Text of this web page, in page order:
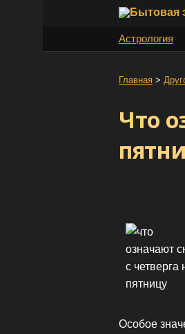
Астрология
Главная >
Что
Особое